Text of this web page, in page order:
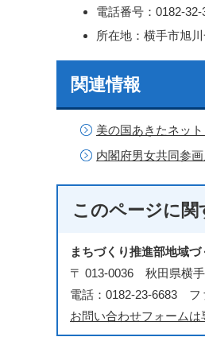
電話番号：0182-32-
所在地：横手市旭
関連情報
美の国あきたネッ
内閣府男女共同参
このページに関
まちづくり推進部地域
〒 013-0036 秋田県横手
電話：0182-23-6683 フ
お問い合わせフォームは